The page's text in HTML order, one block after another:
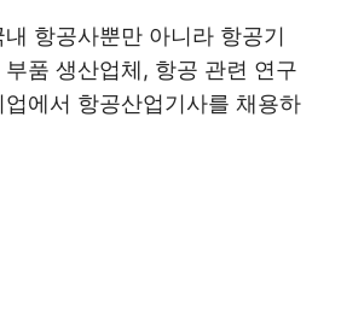
내 항공사뿐만 아니라 항공기
품 생산업체, 항공 관련 연구
에서 항공산업기사를 채용하